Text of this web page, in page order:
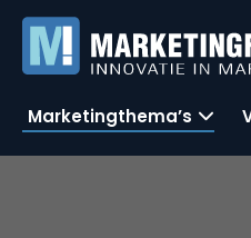
Marketingthema’s